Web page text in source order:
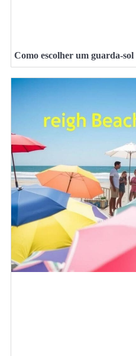
Como escolher um guarda-